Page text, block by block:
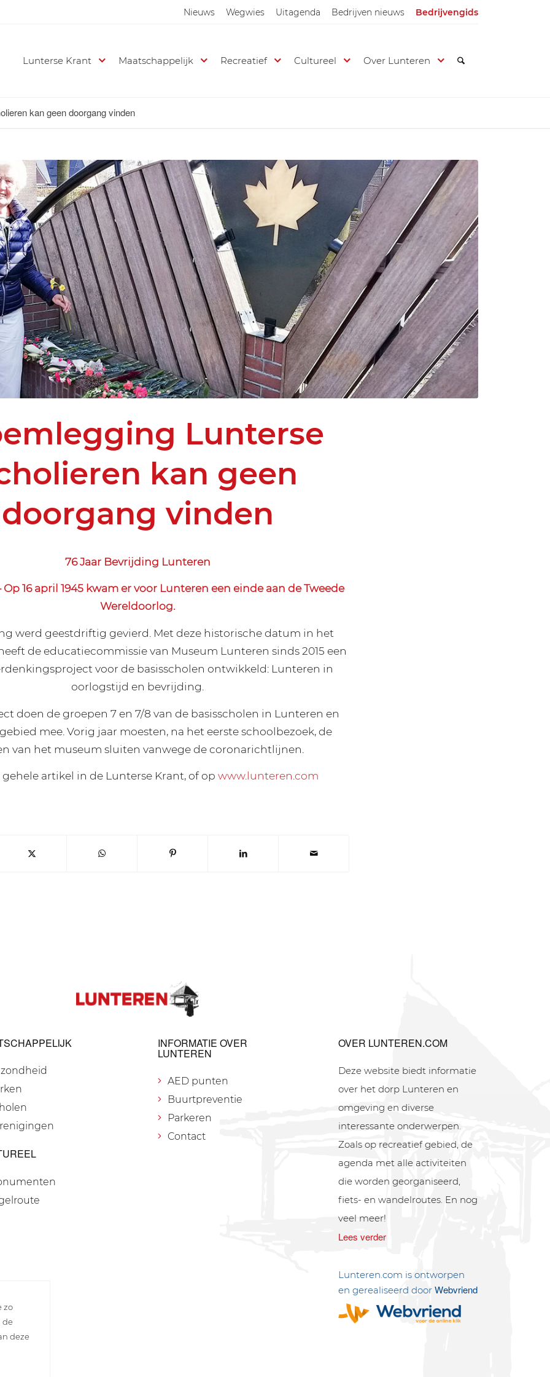
Nieuws Wegwies Uitagenda Bedrijven nieuws Bedrijvengids
Lunterse Krant Maatschappelijk Recreatief Cultureel Over Lunteren
kan geen doorgang vinden
Lunterse
kan geen
doorgang vinden
76 Jaar Bevrijding Lunteren
Op 16 april 1945 kwam er voor Lunteren een einde aan de Tweede
Wereldoorlog.
werd geestdriftig gevierd. Met deze historische datum in het
de educatiecommissie van Museum Lunteren sinds 2015 een
voor de basisscholen ontwikkeld: Lunteren in
oorlogstijd en bevrijding.
doen de groepen 7 en 7/8 van de basisscholen in Lunteren en
mee. Vorig jaar moesten, na het eerste schoolbezoek, de
van het museum sluiten vanwege de coronarichtlijnen.
gehele artikel in de Lunterse Krant, of op www.lunteren.com
INFORMATIE OVER
LUNTEREN
AED punten
Buurtpreventie
Parkeren
Contact
OVER LUNTEREN.COM
Deze website biedt informatie
over het dorp Lunteren en
omgeving en diverse
interessante onderwerpen.
Zoals op recreatief gebied, de
agenda met alle activiteiten
die worden georganiseerd,
fiets- en wandelroutes. En nog
veel meer!
Lees verder
Lunteren.com is ontworpen
en gerealiseerd doorWebvriend
zo
de
deze